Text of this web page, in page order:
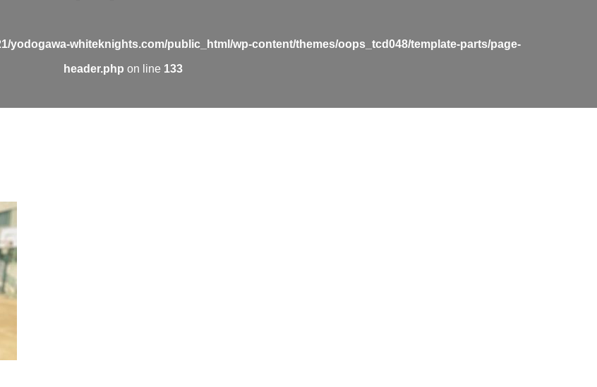
yodogawa-whiteknights.com/public_html/wp-content/themes/oops_tcd048/template-parts/page-
header.php on line 133